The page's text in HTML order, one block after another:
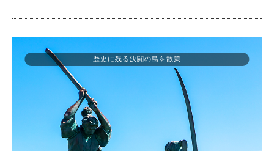
歴史に残る決闘の島を散策